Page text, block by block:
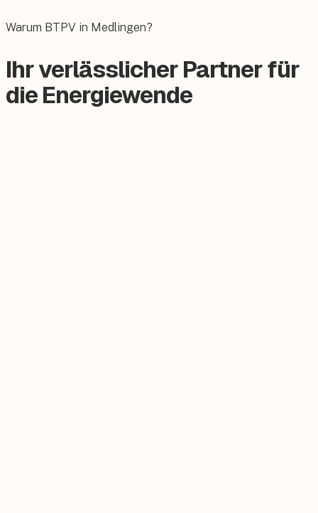
Warum BTPV in Medlingen?
Ihr verlässlicher Partner für
die Energiewende